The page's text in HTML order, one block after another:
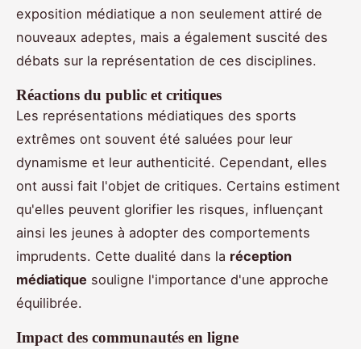
exposition médiatique a non seulement attiré de
nouveaux adeptes, mais a également suscité des
débats sur la représentation de ces disciplines.
Réactions du public et critiques
Les représentations médiatiques des sports
extrêmes ont souvent été saluées pour leur
dynamisme et leur authenticité. Cependant, elles
ont aussi fait l'objet de critiques. Certains estiment
qu'elles peuvent glorifier les risques, influençant
ainsi les jeunes à adopter des comportements
imprudents. Cette dualité dans la réception
médiatique souligne l'importance d'une approche
équilibrée.
Impact des communautés en ligne